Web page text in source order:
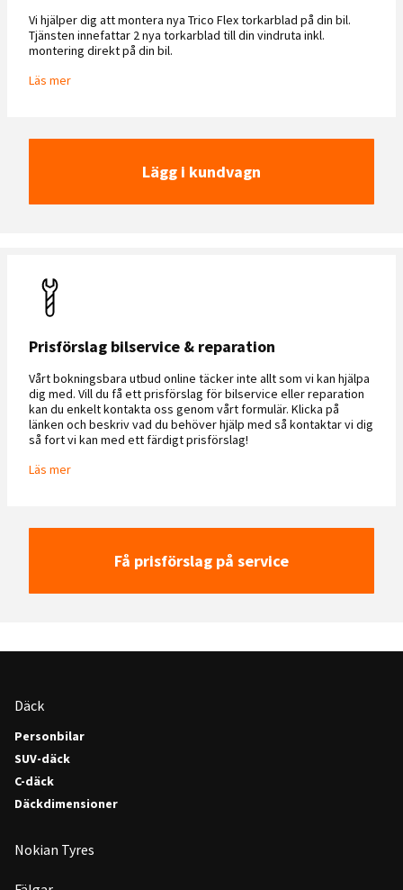
Vi hjälper dig att montera nya Trico Flex torkarblad på din bil.
Tjänsten innefattar 2 nya torkarblad till din vindruta inkl.
montering direkt på din bil.
Läs mer
Lägg i kundvagn
Prisförslag bilservice & reparation
Vårt bokningsbara utbud online täcker inte allt som vi kan hjälpa
dig med. Vill du få ett prisförslag för bilservice eller reparation
kan du enkelt kontakta oss genom vårt formulär. Klicka på
länken och beskriv vad du behöver hjälp med så kontaktar vi dig
så fort vi kan med ett färdigt prisförslag!
Läs mer
Få prisförslag på service
Däck
Personbilar
SUV-däck
C-däck
Däckdimensioner
Nokian Tyres